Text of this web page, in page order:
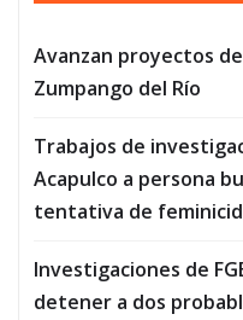
Avanzan proyectos
Zumpango del Río
Trabajos de
Acapulco a persona
tentativa de
Investigaciones de
detener a dos